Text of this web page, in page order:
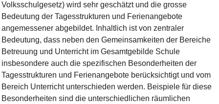
Volksschulgesetz) wird sehr geschätzt und die grosse
Bedeutung der Tagesstrukturen und Ferienangebote
angemessener abgebildet. Inhaltlich ist von zentraler
Bedeutung, dass neben den Gemeinsamkeiten der Bereiche
Betreuung und Unterricht im Gesamtgebilde Schule
insbesondere auch die spezifischen Besonderheiten der
Tagesstrukturen und Ferienangebote berücksichtigt und vom
Bereich Unterricht unterschieden werden. Beispiele für diese
Besonderheiten sind die unterschiedlichen räumlichen